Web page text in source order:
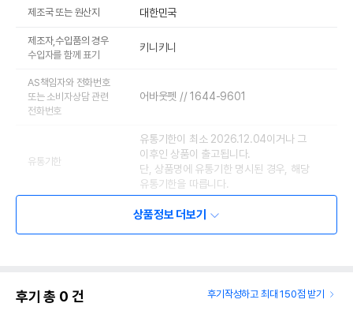
제조국 또는 원산지 대한민국
제조자,수입품의 경우
수입자를 함께 표기
키니키니
AS책임자와 전화번호
또는 소비자상담 관련
전화번호
어바웃펫 // 1644-9601
유통기한
유통기한이 최소 2026.12.04이거나 그
이후인 상품이 출고됩니다.
단, 상품명에 유통기한 명시된 경우, 해당
유통기한을 따릅니다.
상품정보 더보기
후기 총 0 건 후기작성하고 최대 150점 받기